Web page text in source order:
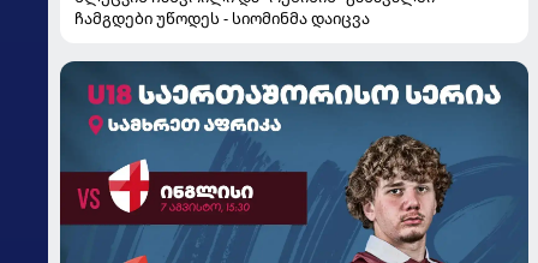
ჩამგდები უწოდეს - სიომინმა დაიცვა